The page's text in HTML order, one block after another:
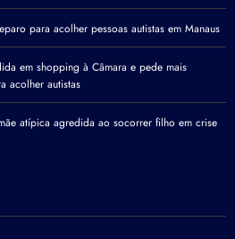
para acolher pessoas autistas em Manaus
em shopping à Câmara e pede mais
acolher autistas
atípica agredida ao socorrer filho em crise